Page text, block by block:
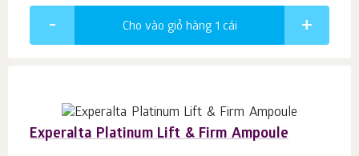
Cho vào giỏ hàng 1 cái
Experalta Platinum Lift & Firm Ampoule